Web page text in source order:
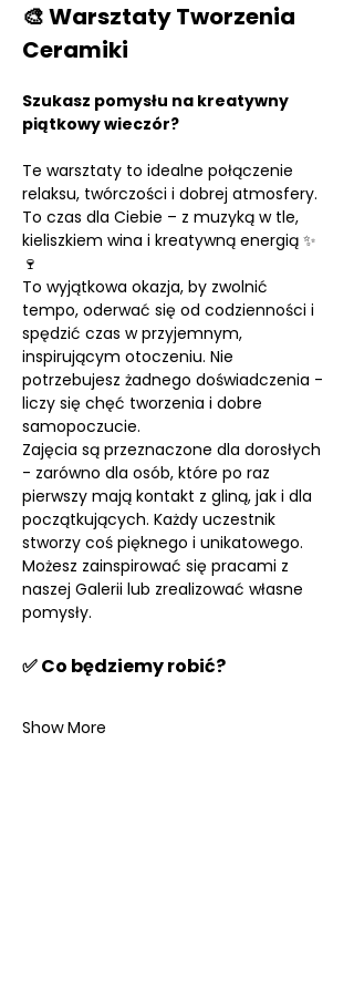
🎨 Warsztaty Tworzenia
Ceramiki
Szukasz pomysłu na kreatywny
piątkowy wieczór?
Te warsztaty to idealne połączenie
relaksu, twórczości i dobrej atmosfery.
To czas dla Ciebie – z muzyką w tle,
kieliszkiem wina i kreatywną energią ✨
🍷
To wyjątkowa okazja, by zwolnić
tempo, oderwać się od codzienności i
spędzić czas w przyjemnym,
inspirującym otoczeniu. Nie
potrzebujesz żadnego doświadczenia -
liczy się chęć tworzenia i dobre
samopoczucie.
Zajęcia są przeznaczone dla dorosłych
- zarówno dla osób, które po raz
pierwszy mają kontakt z gliną, jak i dla
początkujących. Każdy uczestnik
stworzy coś pięknego i unikatowego.
Możesz zainspirować się pracami z
naszej Galerii lub zrealizować własne
pomysły.
✅ Co będziemy robić?
Show More